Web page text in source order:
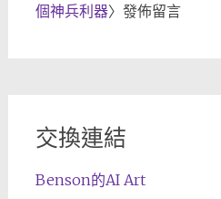
個神兵利器〉發佈留言
交換連結
Benson的AI Art